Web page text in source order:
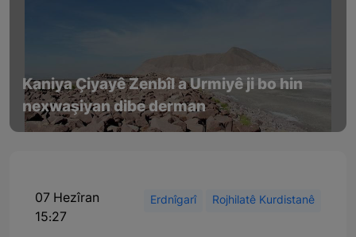
Kaniya Çiyayê Zenbîl a Urmiyê ji bo hin
nexwaşiyan dibe derman
07 Hezîran
15:27
Erdnîgarî Rojhilatê Kurdistanê